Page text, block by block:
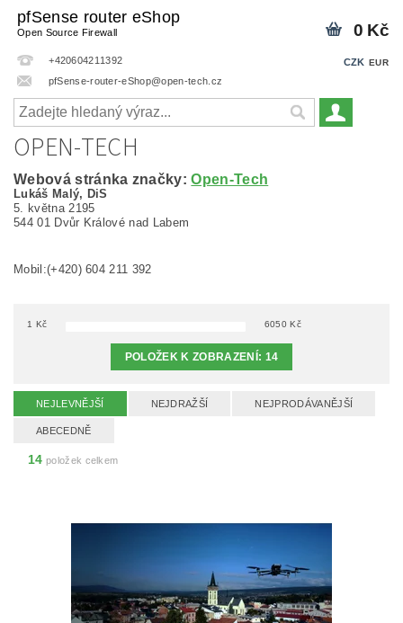
pfSense router eShop
Open Source Firewall
+420604211392
pfSense-router-eShop@open-tech.cz
CZK EUR
0 Kč
OPEN-TECH
Webová stránka značky:Open-Tech
Lukáš Malý, DiS
5. května 2195
544 01 Dvůr Králové nad Labem
Mobil:(+420) 604 211 392
1 Kč 6050 Kč
POLOŽEK K ZOBRAZENÍ: 14
NEJLEVNĚJŠÍ NEJDRAŽŠÍ NEJPRODÁVANĚJŠÍ
ABECEDNĚ
14 položek celkem